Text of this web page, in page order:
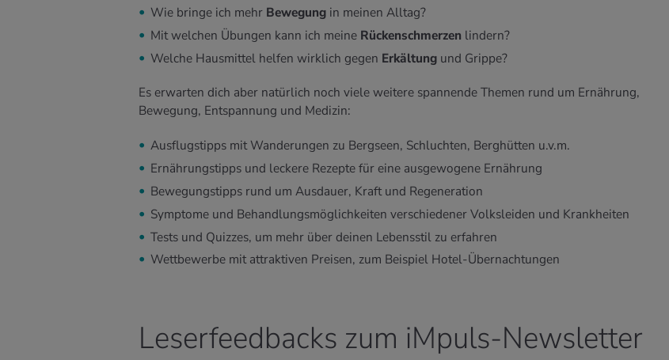
Wie bringe ich mehr Bewegung in meinen Alltag?
Mit welchen Übungen kann ich meine Rückenschmerzen lindern?
Welche Hausmittel helfen wirklich gegen Erkältung und Grippe?
Es erwarten dich aber natürlich noch viele weitere spannende Themen rund um Ernährung,
Bewegung, Entspannung und Medizin:
Ausflugstipps mit Wanderungen zu Bergseen, Schluchten, Berghütten u.v.m.
Ernährungstipps und leckere Rezepte für eine ausgewogene Ernährung
Bewegungstipps rund um Ausdauer, Kraft und Regeneration
Symptome und Behandlungsmöglichkeiten verschiedener Volksleiden und Krankheiten
Tests und Quizzes, um mehr über deinen Lebensstil zu erfahren
Wettbewerbe mit attraktiven Preisen, zum Beispiel Hotel-Übernachtungen
Leserfeedbacks zum iMpuls-Newsletter